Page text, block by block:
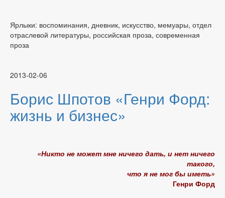
Ярлыки: воспоминания, дневник, искусство, мемуары, отдел
отраслевой литературы, российская проза, современная
проза
2013-02-06
Борис Шпотов «Генри Форд:
жизнь и бизнес»
«Никто не может мне ничего дать, и нет ничего
такого,
что я не мог бы иметь»
Генри Форд